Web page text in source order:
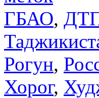
ГБАО,
Рогун,
Хорог,